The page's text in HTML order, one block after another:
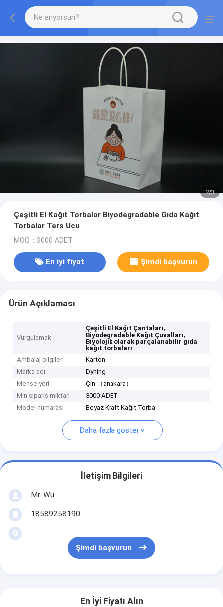
2/3
Çeşitli El Kağıt Torbalar Biyodegradable Gıda Kağıt
Torbalar Ters Ucu
MOQ：3000 ADET
En iyi fiyat Şimdi başvurun
Ürün Açıklaması
Vurgulamak
Çeşitli El Kağıt Çantaları,
Biyodegradable Kağıt Çuvalları,
Biyolojik olarak parçalanabilir gıda
kağıt torbaları
Ambalaj bilgileri
Karton
Marka adı
Dyhing
Menşe yeri
Çin （anakara）
Min sipariş miktarı
3000 ADET
Model numarası
Beyaz Kraft Kağıt Torba
Daha fazla göster
İletişim Bilgileri
Mr. Wu
18589258190
Şimdi başvurun
En İyi Fiyatı Alın